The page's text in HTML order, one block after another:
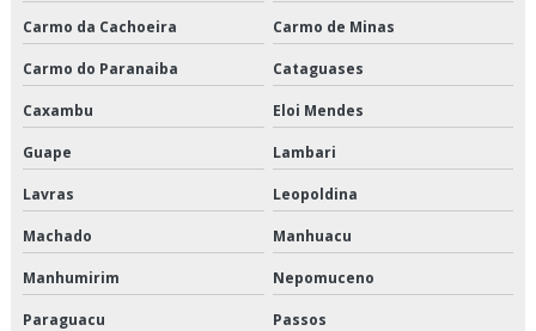
Logística de alimentos congelados valor
Logística de alimentos em sp
Logística de alimentos são paulo
Logística de alimentos valor
Logística de entrega de alimentos
Carmo da Cachoeira Carmo de Minas
Carmo do Paranaiba Cataguases
Caxambu Eloi Mendes
Guape Lambari
Lavras Leopoldina
Machado Manhuacu
Manhumirim Nepomuceno
Paraguacu Passos